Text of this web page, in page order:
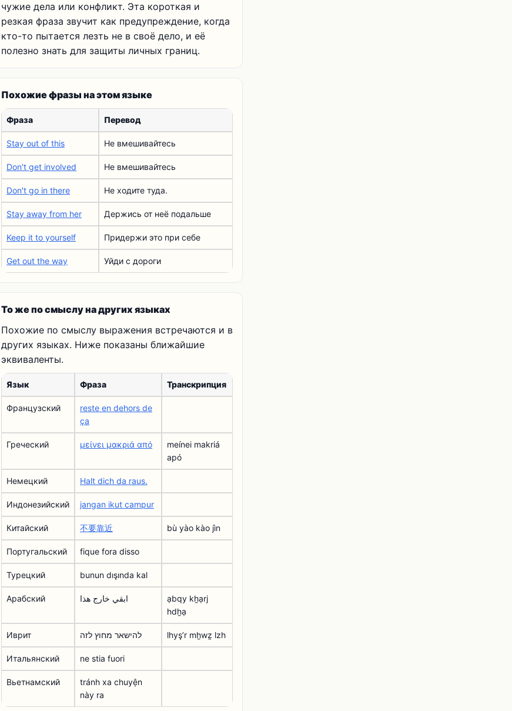
чужие дела или конфликт. Эта короткая и
резкая фраза звучит как предупреждение, когда
кто-то пытается лезть не в своё дело, и её
полезно знать для защиты личных границ.
Похожие фразы на этом языке
Фраза Перевод
Stay out of this Не вмешивайтесь
Don't get involved Не вмешивайтесь
Don't go in there Не ходите туда.
Stay away from her Держись от неё подальше
Keep it to yourself Придержи это при себе
Get out the way Уйди с дороги
То же по смыслу на других языках
Похожие по смыслу выражения встречаются и в
других языках. Ниже показаны ближайшие
эквиваленты.
Язык Фраза Транскрипция
Французский
reste en dehors de
ça
Греческий μείνει μακριά από
meínei makriá
apó
Немецкий Halt dich da raus.
Индонезийский jangan ikut campur
Китайский 不要靠近 bù yào kào jìn
Португальский fique fora disso
Турецкий bunun dışında kal
Арабский ابقي خارج هذا
ạbqy kẖạrj
hdẖạ
Иврит להישאר מחוץ לזה lhyşʼr mẖwẕ lzh
Итальянский ne stia fuori
Вьетнамский
tránh xa chuyện
này ra